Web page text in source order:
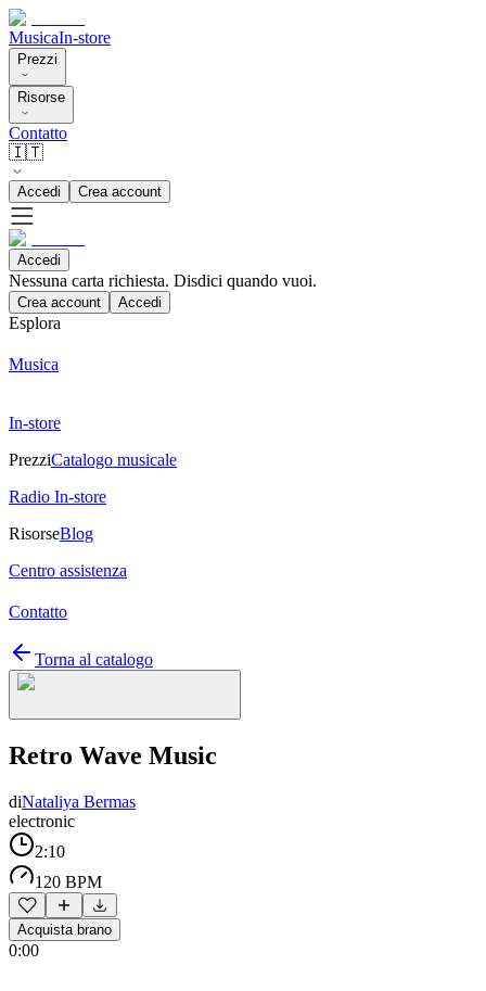
MusicaIn-store
Prezzi
Risorse
Contatto
🇮🇹
Accedi Crea account
Accedi
Nessuna carta richiesta. Disdici quando vuoi.
Crea account Accedi
Esplora
Musica
In-store
PrezziCatalogo musicale
Radio In-store
RisorseBlog
Centro assistenza
Contatto
Torna al catalogo
Retro Wave Music
diNataliya Bermas
electronic
2:10
120 BPM
Acquista brano
0:00